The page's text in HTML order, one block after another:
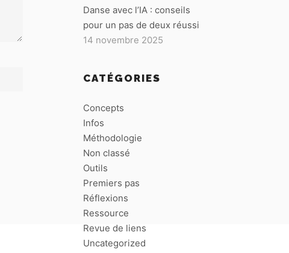
Danse avec l’IA : conseils
pour un pas de deux réussi
14 novembre 2025
CATÉGORIES
Concepts
Infos
Méthodologie
Non classé
Outils
Premiers pas
Réflexions
Ressource
Revue de liens
Uncategorized